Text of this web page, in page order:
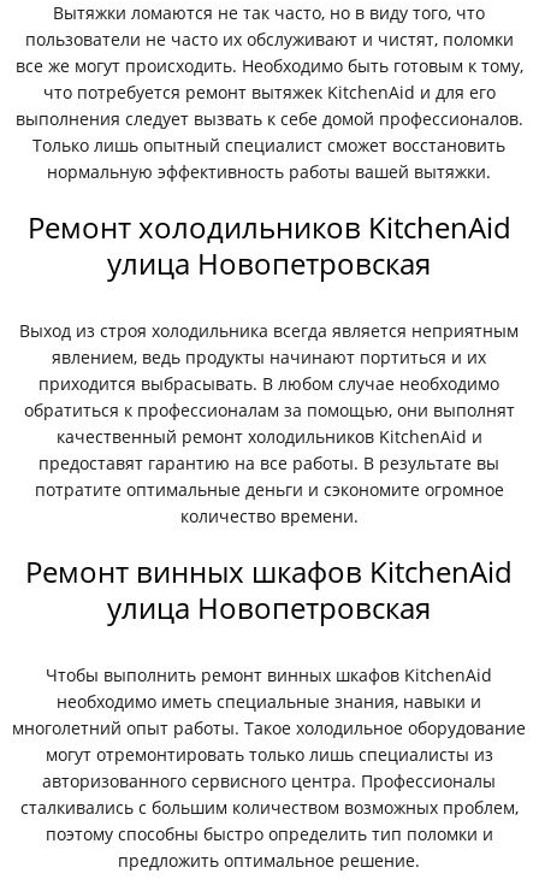
Вытяжки ломаются не так часто, но в виду того, что
пользователи не часто их обслуживают и чистят, поломки
все же могут происходить. Необходимо быть готовым к тому,
что потребуется ремонт вытяжек KitchenAid и для его
выполнения следует вызвать к себе домой профессионалов.
Только лишь опытный специалист сможет восстановить
нормальную эффективность работы вашей вытяжки.
Ремонт холодильников KitchenAid
улица Новопетровская
Выход из строя холодильника всегда является неприятным
явлением, ведь продукты начинают портиться и их
приходится выбрасывать. В любом случае необходимо
обратиться к профессионалам за помощью, они выполнят
качественный ремонт холодильников KitchenAid и
предоставят гарантию на все работы. В результате вы
потратите оптимальные деньги и сэкономите огромное
количество времени.
Ремонт винных шкафов KitchenAid
улица Новопетровская
Чтобы выполнить ремонт винных шкафов KitchenAid
необходимо иметь специальные знания, навыки и
многолетний опыт работы. Такое холодильное оборудование
могут отремонтировать только лишь специалисты из
авторизованного сервисного центра. Профессионалы
сталкивались с большим количеством возможных проблем,
поэтому способны быстро определить тип поломки и
предложить оптимальное решение.